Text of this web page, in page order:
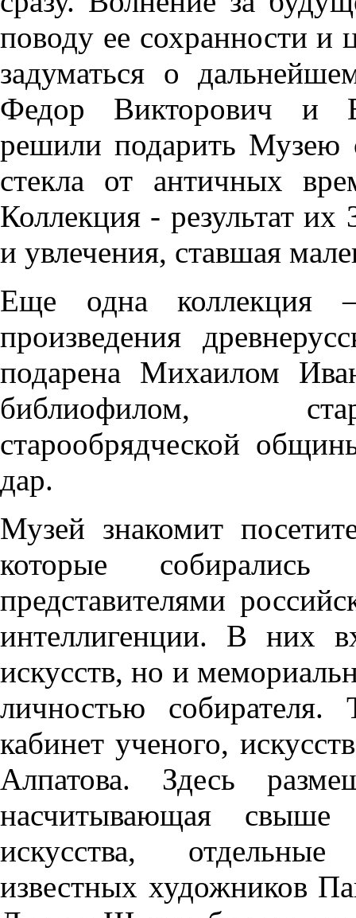
поводу ее сохранности и
задуматься о
Федор Викторович и
решили подарить Музею
стекла от античных
Коллекция - результат их
и увлечения, ставшая
Еще одна
произведения
подарена Михаилом
библиофилом,
старообрядческой
дар.
Музей знакомит
которые
представителями
интеллигенции. В них
искусств, но и
личностью
кабинет ученого,
Алпатова. Здесь
насчитывающая
искусства,
известных художников